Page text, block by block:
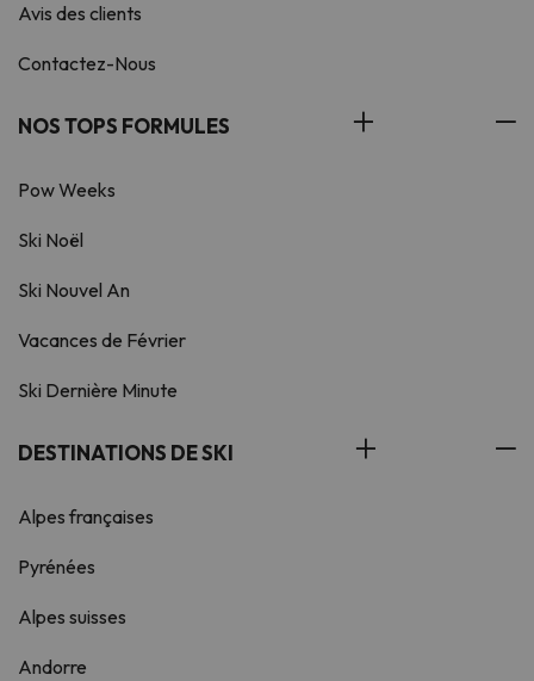
Avis des clients
Contactez-Nous
NOS TOPS FORMULES
Pow Weeks
Ski Noël
Ski Nouvel An
Vacances de Février
Ski Dernière Minute
DESTINATIONS DE SKI
Alpes françaises
Pyrénées
Alpes suisses
Andorre